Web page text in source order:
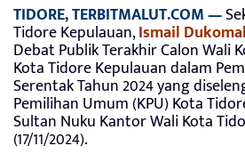
TIDORE, TERBITMALUT.COM —
Tidore Kepulauan,Ismail
Debat Publik Terakhir Calon Wali
Kota Tidore Kepulauan dalam
Serentak Tahun 2024 yang
Pemilihan Umum (KPU) Kota
Sultan Nuku Kantor Wali Kota
(17/11/2024).